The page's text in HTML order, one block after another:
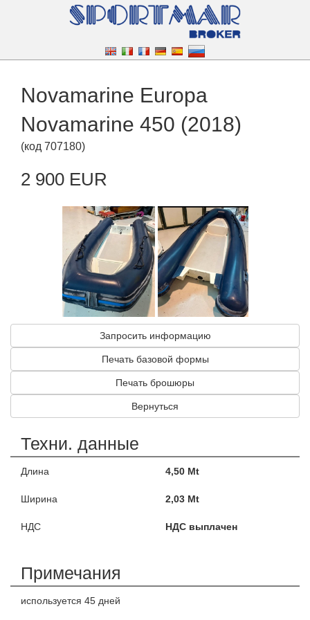
Novamarine Europa
Novamarine 450 (2018)
(код 707180)
2 900 EUR
Запросить информацию
Печать базовой формы
Печать брошюры
Вернуться
Техни. данные
Длина 4,50 Mt
Ширина 2,03 Mt
НДС НДС выплачен
Примечания
используется 45 дней